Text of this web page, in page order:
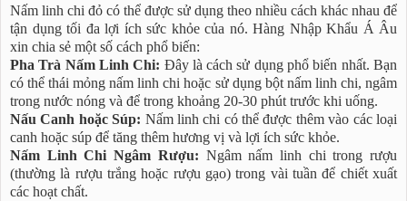
Nấm linh chi đỏ có thể được sử dụng theo nhiều cách khác nhau để
tận dụng tối đa lợi ích sức khỏe của nó. Hàng Nhập Khẩu Á Âu
xin chia sẻ một số cách phổ biến:
Pha Trà Nấm Linh Chi: Đây là cách sử dụng phổ biến nhất. Bạn
có thể thái mỏng nấm linh chi hoặc sử dụng bột nấm linh chi, ngâm
trong nước nóng và để trong khoảng 20-30 phút trước khi uống.
Nấu Canh hoặc Súp: Nấm linh chi có thể được thêm vào các loại
canh hoặc súp để tăng thêm hương vị và lợi ích sức khỏe.
Nấm Linh Chi Ngâm Rượu: Ngâm nấm linh chi trong rượu
(thường là rượu trắng hoặc rượu gạo) trong vài tuần để chiết xuất
các hoạt chất.